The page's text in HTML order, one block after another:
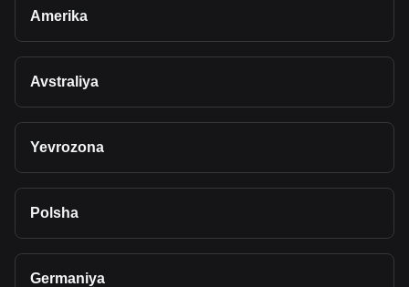
Amerika
Avstraliya
Yevrozona
Polsha
Germaniya